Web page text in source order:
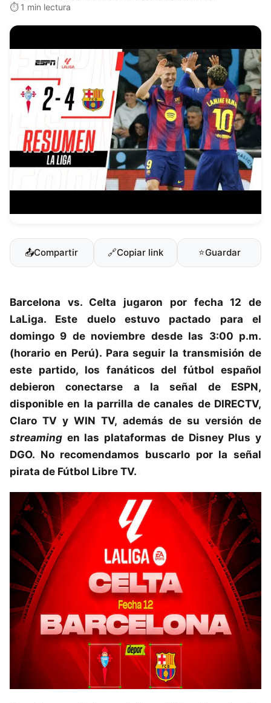
⏱️ 1 min lectura
📤Compartir 🔗Copiar link ⭐Guardar
Barcelona vs. Celta jugaron por fecha 12 de
LaLiga. Este duelo estuvo pactado para el
domingo 9 de noviembre desde las 3:00 p.m.
(horario en Perú). Para seguir la transmisión de
este partido, los fanáticos del fútbol español
debieron conectarse a la señal de ESPN,
disponible en la parrilla de canales de DIRECTV,
Claro TV y WIN TV, además de su versión de
streaming en las plataformas de Disney Plus y
DGO. No recomendamos buscarlo por la señal
pirata de Fútbol Libre TV.